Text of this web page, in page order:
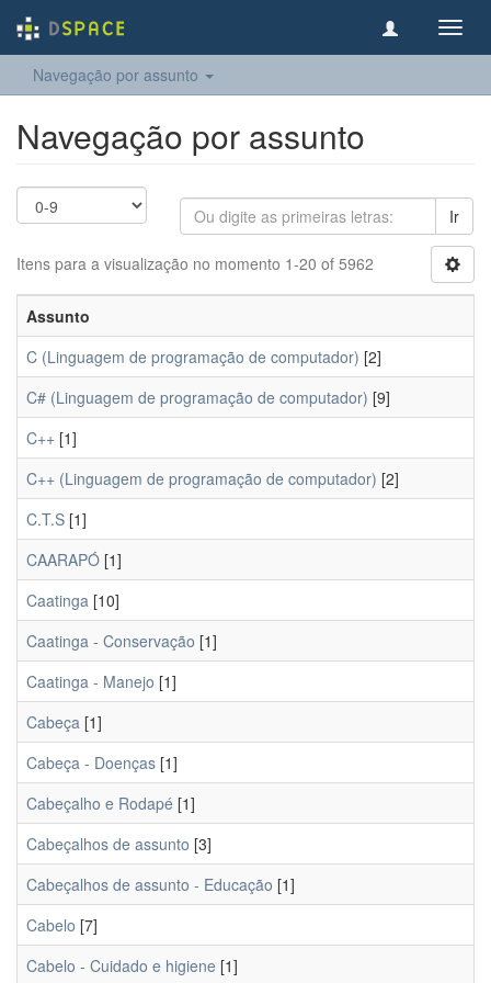
Navegação por assunto
Navegação por assunto
Ir
Itens para a visualização no momento 1-20 of 5962
Assunto
C (Linguagem de programação de computador) [2]
C# (Linguagem de programação de computador) [9]
C++ [1]
C++ (Linguagem de programação de computador) [2]
C.T.S [1]
CAARAPÓ [1]
Caatinga [10]
Caatinga - Conservação [1]
Caatinga - Manejo [1]
Cabeça [1]
Cabeça - Doenças [1]
Cabeçalho e Rodapé [1]
Cabeçalhos de assunto [3]
Cabeçalhos de assunto - Educação [1]
Cabelo [7]
Cabelo - Cuidado e higiene [1]